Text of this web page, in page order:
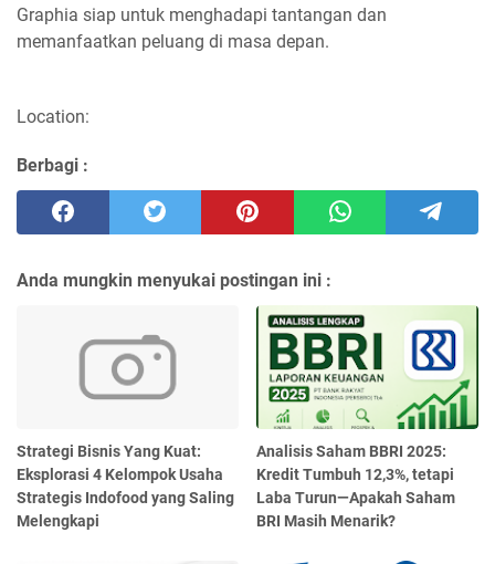
Graphia siap untuk menghadapi tantangan dan
memanfaatkan peluang di masa depan.
Location:
Berbagi :
Anda mungkin menyukai postingan ini :
Strategi Bisnis Yang Kuat:
Eksplorasi 4 Kelompok Usaha
Strategis Indofood yang Saling
Melengkapi
Analisis Saham BBRI 2025:
Kredit Tumbuh 12,3%, tetapi
Laba Turun—Apakah Saham
BRI Masih Menarik?